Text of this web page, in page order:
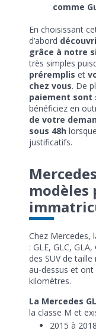
comme
En choisissant
d’abord
grâce à notre
très simples
préremplis et
chez vous. De
paiement sont
bénéficiez en
de votre
sous 48h
justificatifs.
modèles
Chez Mercedes,
: GLE, GLC,
des SUV de
au-dessus et ont
kilomètres.
La Mercedes
la classe M et
2015 à